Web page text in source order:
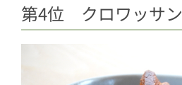
第4位 クロワッサン